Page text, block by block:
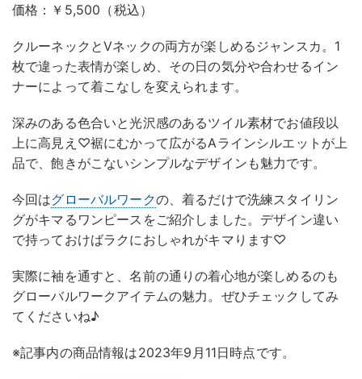
価格：￥5,500（税込）
クルーネックとVネックの両方が楽しめるジャンスカ。1
枚で違った表情が楽しめ、その日の気分や合わせるイン
ナーによって着こなしを変えられます。
深みのある色合いと光沢感のあるツイル素材でお値段以
上に高見え♡裾にむかって広がるAラインシルエットが上
品で、飽きがこないシンプルなデザインも魅力です。
今回はグローバルワークの、着るだけで洗練スタイリン
グがキマるワンピースをご紹介しました。デザイン違い
で持っておけばラクにおしゃれがキマります♡
実際に袖を通すと、名前の通りの着心地が楽しめるのも
グローバルワークアイテムの魅力。ぜひチェックしてみ
てくださいね♪
※記事内の商品情報は2023年9月11日時点です。